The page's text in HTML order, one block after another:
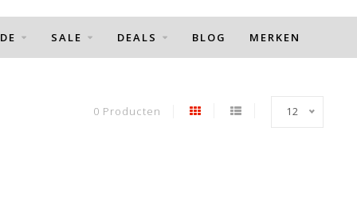
SALE DEALS BLOG MERKEN
0 Producten 12